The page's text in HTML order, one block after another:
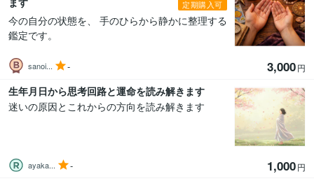
定期購入可
今の自分の状態を、 手のひらから静かに整理する
鑑定です。
sanoi... - 3,000円
生年月日から思考回路と運命を読み解きます
迷いの原因とこれからの方向を読み解きます
ayaka... - 1,000円